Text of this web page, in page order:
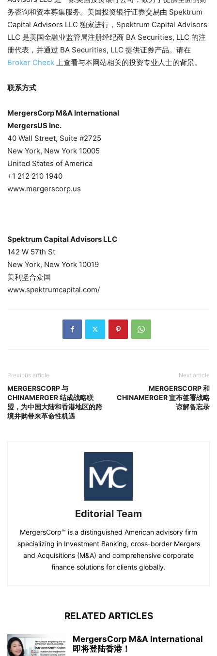
务咨询和资本募集服务。美国投资银行证券交易由 Spektrum
Capital Advisors LLC 独家进行，Spektrum Capital Advisors
LLC 是美国金融业监管局注册经纪商 BA Securities, LLC 的注
册代表，并通过 BA Securities, LLC 提供证券产品。请在
Broker Check 上查看与本网站相关的投资专业人士的背景。
联系方式
MergersCorp M&A International
MergersUS Inc.
40 Wall Street, Suite #2725
New York, New York 10005
United States of America
+1 212 210 1940
www.mergerscorp.us
Spektrum Capital Advisors LLC
142 W 57th St
New York, New York 10019
美利坚合众国
www.spektrumcapital.com/
Previous article
MERGERSCORP 与
CHINAMERGER 结成战略联
盟，为中国大陆和香港地区的跨
境并购带来革命性机遇
Next article
MERGERSCORP 和
CHINAMERGER 宣布签署战略
谅解备忘录
Editorial Team
MergersCorp™ is a distinguished American advisory firm
specializing in Investment Banking, cross-border Mergers
and Acquisitions (M&A) and comprehensive corporate
finance solutions for clients globally.
RELATED ARTICLES
MergersCorp M&A International
即将登陆香港！